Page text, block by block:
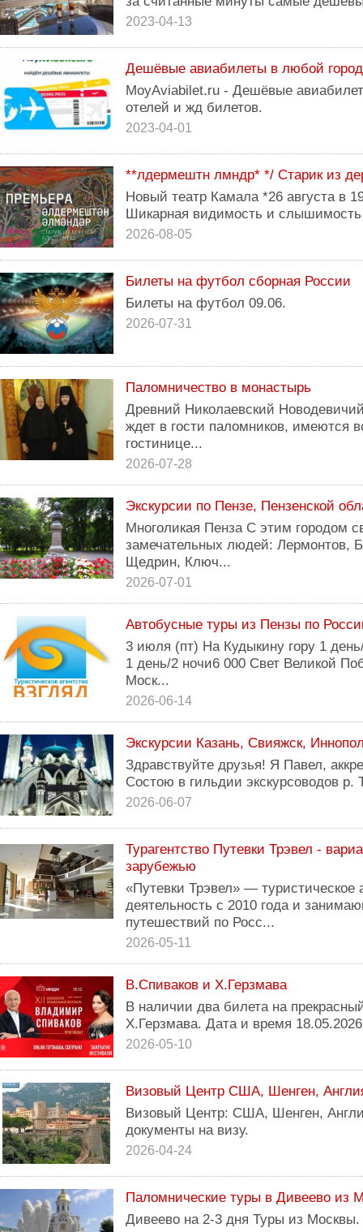
2023-04-13
Дешёвые авиабилеты в любой
MoyAviabilet.ru - Дешёвые
отелей и жд билетов.
2023-04-01
**лдермештн лмндр* */ Старик из
Новый театр Камала *26 августа в
Шикарная видимость и слышимость
2026-08-05
Билеты на футбол сборная России
Билеты на футбол 09.06.
2026-07-31
Паломничество в монастырь
Древний Николаевский
ждет в гости паломников, имеются
гостинице...
2026-07-28
Экскурсии по Пензе, Пензенской
Многоликая Пенза С этим городом
замечательных людей: Лермонтов,
Щедрин, Ключ...
2026-07-01
Автобусные туры из Пензы по
3 июля (пт) На Кудыкину гору 1
1 день/2 ночи6 000 Свет Великой
Моск...
2026-06-14
Экскурсии Казань, Свияжск,
Здравствуйте друзья! Я Павел,
Состою в гильдии экскурсоводов р.
2026-06-07
Турагентство Путевки Трэвел -
зарубежью
«Путевки Трэвел» — туристическое
деятельность с 2010 года и
путешествий по Росс...
2026-05-11
В.Спиваков и Х.Герзмава
В наличии два билета на
Х.Герзмава. Дата и время
2026-05-10
Визовый Центр США, Шенген,
Визовый Центр: США, Шенген,
документы на визу.
2026-04-24
Паломнические туры в Дивеево из
Дивеево на 2-3 дня Туры из